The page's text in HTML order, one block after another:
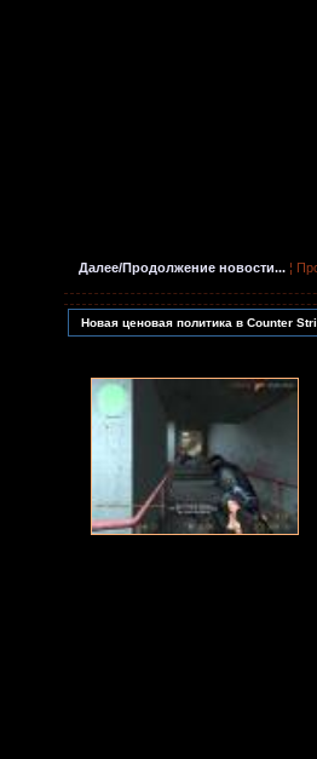
Далее/Продолжение новости... ¦
Новая ценовая политика в Counter